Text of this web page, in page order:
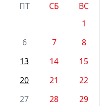
ПТ СБ
ВС
1
6 7
8
13 14
15
20 21
22
27 28
29